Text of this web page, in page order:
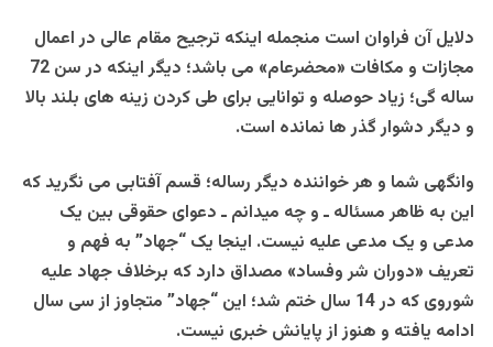
دلایل آن فراوان است منجمله اینکه ترجیح مقام عالی در اعمال
مجازات و مکافات «محضرعام» می باشد؛ دیگر اینکه در سن 72
ساله گی؛ زیاد حوصله و توانایی برای طی کردن زینه های بلند بالا
و دیگر دشوار گذر ها نمانده است.
وانگهی شما و هر خواننده دیگر رساله؛ قسم آفتابی می نگرید که
این به ظاهر مسئاله ـ و چه میدانم ـ دعوای حقوقی بین یک
مدعی و یک مدعی علیه نیست. اینجا یک “جهاد” به فهم و
تعریف «دوران شر وفساد» مصداق دارد که برخلاف جهاد علیه
شوروی که در 14 سال ختم شد؛ این “جهاد” متجاوز از سی سال
ادامه یافته و هنوز از پایانش خبری نیست.